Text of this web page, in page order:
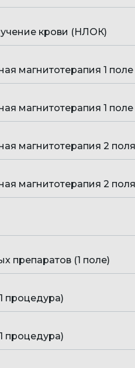
крови (НЛОК)
магнитотерапия 1
магнитотерапия 1
магнитотерапия 2
магнитотерапия 2
препаратов (1 поле)
процедура)
процедура)